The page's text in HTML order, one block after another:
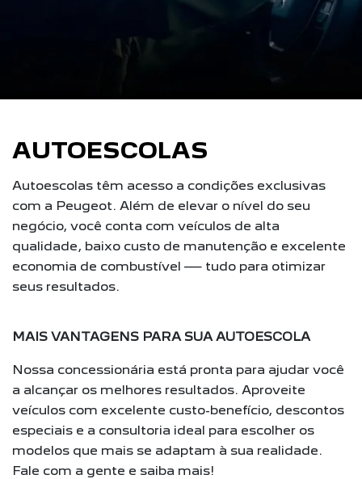
AUTOESCOLAS
Autoescolas têm acesso a condições exclusivas
com a Peugeot. Além de elevar o nível do seu
negócio, você conta com veículos de alta
qualidade, baixo custo de manutenção e excelente
economia de combustível — tudo para otimizar
seus resultados.
MAIS VANTAGENS PARA SUA AUTOESCOLA
Nossa concessionária está pronta para ajudar você
a alcançar os melhores resultados. Aproveite
veículos com excelente custo-benefício, descontos
especiais e a consultoria ideal para escolher os
modelos que mais se adaptam à sua realidade.
Fale com a gente e saiba mais!